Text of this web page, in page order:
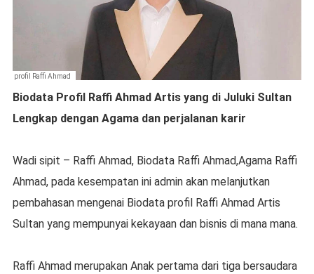
profil Raffi Ahmad
Biodata Profil Raffi Ahmad Artis yang di Juluki Sultan
Lengkap dengan Agama dan perjalanan karir
Wadi sipit – Raffi Ahmad, Biodata Raffi Ahmad,Agama Raffi
Ahmad, pada kesempatan ini admin akan melanjutkan
pembahasan mengenai Biodata profil Raffi Ahmad Artis
Sultan yang mempunyai kekayaan dan bisnis di mana mana.
Raffi Ahmad merupakan Anak pertama dari tiga bersaudara